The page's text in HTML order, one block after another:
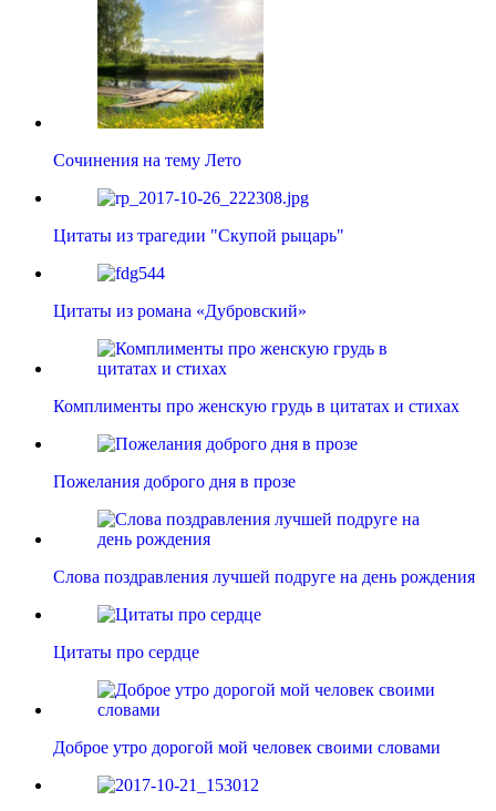
Сочинения на тему Лето
Цитаты из трагедии "Скупой рыцарь"
Цитаты из романа «Дубровский»
Комплименты про женскую грудь в цитатах и стихах
Пожелания доброго дня в прозе
Слова поздравления лучшей подруге на день рождения
Цитаты про сердце
Доброе утро дорогой мой человек своими словами